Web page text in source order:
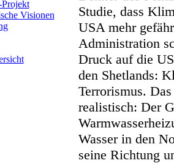
Visionen
Studie, dass
USA mehr
Administration
Druck auf die
den Shetlands:
Terrorismus.
realistisch: Der
Wasser in den
seine Richtung